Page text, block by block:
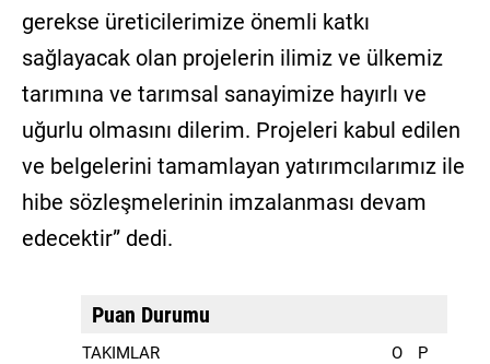
gerekse üreticilerimize önemli katkı
sağlayacak olan projelerin ilimiz ve ülkemiz
tarımına ve tarımsal sanayimize hayırlı ve
uğurlu olmasını dilerim. Projeleri kabul edilen
ve belgelerini tamamlayan yatırımcılarımız ile
hibe sözleşmelerinin imzalanması devam
edecektir” dedi.
Puan Durumu
TAKIMLAR O P